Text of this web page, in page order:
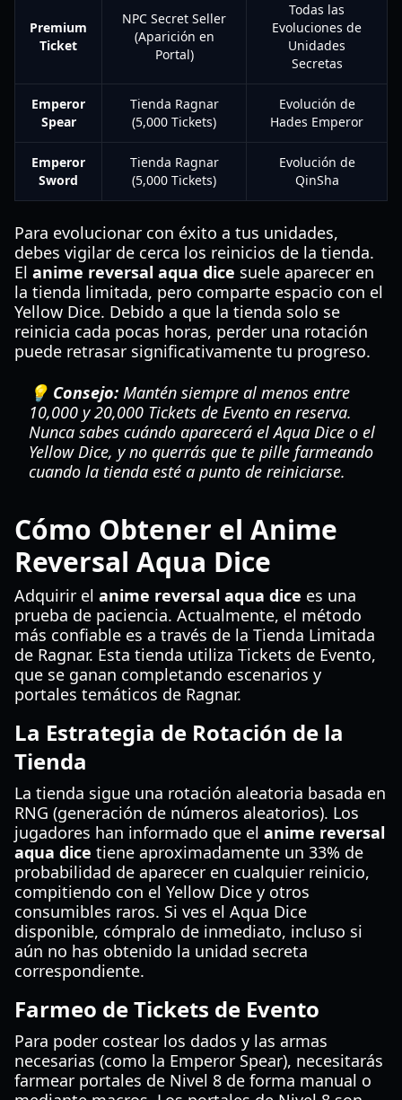
Premium
Ticket
NPC Secret Seller
(Aparición en
Portal)
Todas las
Evoluciones de
Unidades
Secretas
Emperor
Spear
Tienda Ragnar
(5,000 Tickets)
Evolución de
Hades Emperor
Emperor
Sword
Tienda Ragnar
(5,000 Tickets)
Evolución de
QinSha
Para evolucionar con éxito a tus unidades,
debes vigilar de cerca los reinicios de la tienda.
El anime reversal aqua dice suele aparecer en
la tienda limitada, pero comparte espacio con el
Yellow Dice. Debido a que la tienda solo se
reinicia cada pocas horas, perder una rotación
puede retrasar significativamente tu progreso.
💡 Consejo: Mantén siempre al menos entre
10,000 y 20,000 Tickets de Evento en reserva.
Nunca sabes cuándo aparecerá el Aqua Dice o el
Yellow Dice, y no querrás que te pille farmeando
cuando la tienda esté a punto de reiniciarse.
Cómo Obtener el Anime
Reversal Aqua Dice
Adquirir el anime reversal aqua dice es una
prueba de paciencia. Actualmente, el método
más confiable es a través de la Tienda Limitada
de Ragnar. Esta tienda utiliza Tickets de Evento,
que se ganan completando escenarios y
portales temáticos de Ragnar.
La Estrategia de Rotación de la
Tienda
La tienda sigue una rotación aleatoria basada en
RNG (generación de números aleatorios). Los
jugadores han informado que el anime reversal
aqua dice tiene aproximadamente un 33% de
probabilidad de aparecer en cualquier reinicio,
compitiendo con el Yellow Dice y otros
consumibles raros. Si ves el Aqua Dice
disponible, cómpralo de inmediato, incluso si
aún no has obtenido la unidad secreta
correspondiente.
Farmeo de Tickets de Evento
Para poder costear los dados y las armas
necesarias (como la Emperor Spear), necesitarás
farmear portales de Nivel 8 de forma manual o